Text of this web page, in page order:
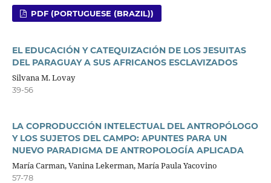
PDF (PORTUGUESE (BRAZIL))
EL EDUCACIÓN Y CATEQUIZACIÓN DE LOS JESUITAS
DEL PARAGUAY A SUS AFRICANOS ESCLAVIZADOS
Silvana M. Lovay
39-56
LA COPRODUCCIÓN INTELECTUAL DEL ANTROPÓLOGO
Y LOS SUJETOS DEL CAMPO: APUNTES PARA UN
NUEVO PARADIGMA DE ANTROPOLOGÍA APLICADA
María Carman, Vanina Lekerman, María Paula Yacovino
57-78